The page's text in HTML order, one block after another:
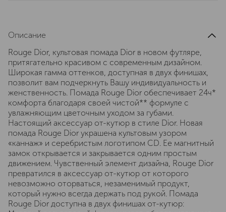
Описание
Rouge Dior, культовая помада Dior в новом футляре,
притягательно красивом с современным дизайном.
Широкая гамма оттенков, доступная в двух финишах,
позволит вам подчеркнуть Вашу индивидуальность и
женственность. Помада Rouge Dior обеспечивает 24ч*
комфорта благодаря своей чистой** формуле с
увлажняющим цветочным уходом за губами.
Настоящий аксессуар от-кутюр в стиле Dior. Новая
помада Rouge Dior украшена культовым узором
«каннаж» и серебристым логотипом CD. Ее магнитный
замок открывается и закрывается одним простым
движением. Чувственный элемент дизайна, Rouge Dior
превратился в аксессуар от-кутюр от которого
невозможно оторваться, незаменимый продукт,
который нужно всегда держать под рукой. Помада
Rouge Dior доступна в двух финишах от-кутюр: